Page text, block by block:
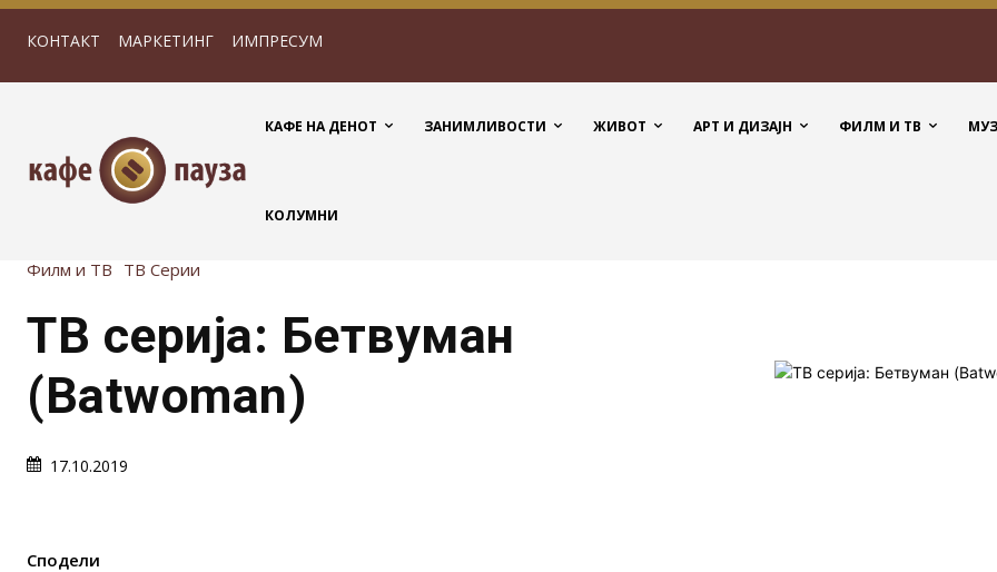
КОНТАКТ МАРКЕТИНГ ИМПРЕСУМ
КАФЕ НА ДЕНОТ ЗАНИМЛИВОСТИ ЖИВОТ АРТ И ДИЗАЈН ФИЛМ И ТВ
КОЛУМНИ
Филм и ТВ ТВ Серии
ТВ серија: Бетвуман
(Batwoman)
17.10.2019
Сподели